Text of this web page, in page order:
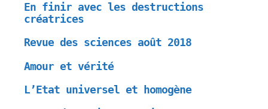
En finir avec les destructions
créatrices
Revue des sciences août 2018
Amour et vérité
L’Etat universel et homogène